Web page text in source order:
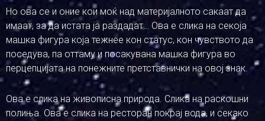
Но ова се и оние кои моќ над материјалното сакаат да
имаат, за да истата ја раздадат… Ова е слика на секоја
машка фигура која тежнее кон статус, кон чувството да
поседува, па оттаму и посакувана машка фигура во
перцепцијата на понежните претставнички на овој знак.
Ова е слика на живописна природа. Слика на раскошни
полиња. Ова е слика на ресторан покрај вода, и секако